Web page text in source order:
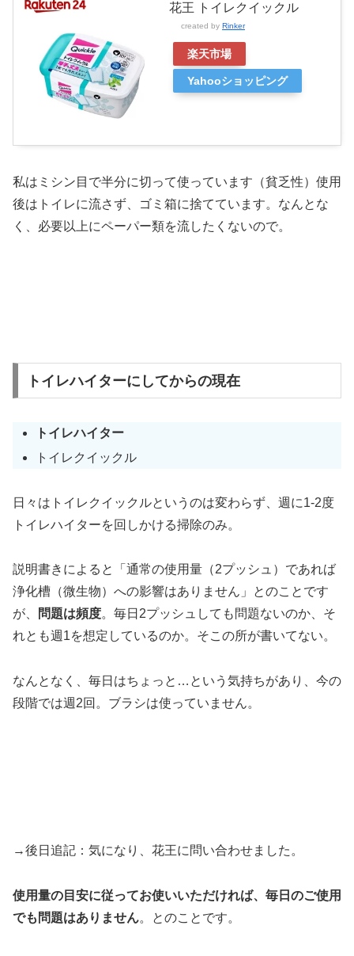
花王 トイレクイックル
created by Rinker
楽天市場
Yahooショッピング
私はミシン目で半分に切って使っています（貧乏性）使用
後はトイレに流さず、ゴミ箱に捨てています。なんとな
く、必要以上にペーパー類を流したくないので。
トイレハイターにしてからの現在
トイレハイター
トイレクイックル
日々はトイレクイックルというのは変わらず、週に1-2度
トイレハイターを回しかける掃除のみ。
説明書きによると「通常の使用量（2プッシュ）であれば
浄化槽（微生物）への影響はありません」とのことです
が、
問題は頻度。毎日2プッシュしても問題ないのか、そ
れとも週1を想定しているのか。そこの所が書いてない。
なんとなく、毎日はちょっと…という気持ちがあり、今の
段階では週2回。ブラシは使っていません。
→後日追記：気になり、花王に問い合わせました。
使用量の目安に従ってお使いいただければ、毎日のご使用
でも問題はありません。とのことです。